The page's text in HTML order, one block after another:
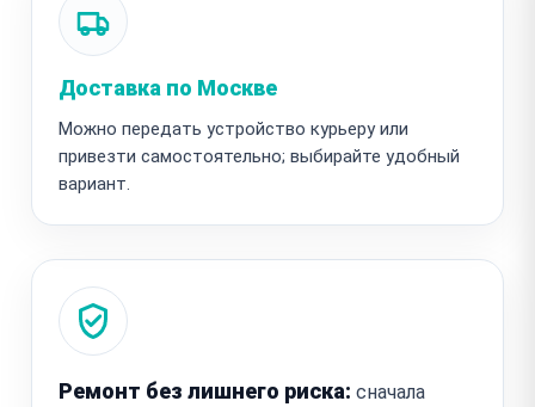
Доставка по Москве
Можно передать устройство курьеру или
привезти самостоятельно; выбирайте удобный
вариант.
Ремонт без лишнего риска: сначала